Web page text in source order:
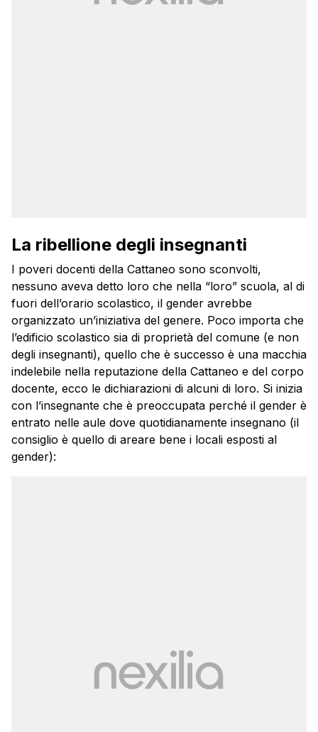
La ribellione degli insegnanti
I poveri docenti della Cattaneo sono sconvolti,
nessuno aveva detto loro che nella “loro” scuola, al di
fuori dell’orario scolastico, il gender avrebbe
organizzato un’iniziativa del genere. Poco importa che
l’edificio scolastico sia di proprietà del comune (e non
degli insegnanti), quello che è successo è una macchia
indelebile nella reputazione della Cattaneo e del corpo
docente, ecco le dichiarazioni di alcuni di loro. Si inizia
con l’insegnante che è preoccupata perché il gender è
entrato nelle aule dove quotidianamente insegnano (il
consiglio è quello di areare bene i locali esposti al
gender):